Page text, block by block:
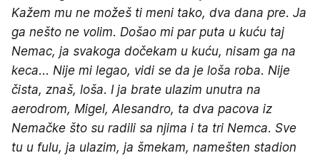
Kažem mu ne možeš ti meni tako, dva dana pre. Ja
ga nešto ne volim. Došao mi par puta u kuću taj
Nemac, ja svakoga dočekam u kuću, nisam ga na
keca... Nije mi legao, vidi se da je loša roba. Nije
čista, znaš, loša. I ja brate ulazim unutra na
aerodrom, Migel, Alesandro, ta dva pacova iz
Nemačke što su radili sa njima i ta tri Nemca. Sve
tu u fulu, ja ulazim, ja šmekam, namešten stadion